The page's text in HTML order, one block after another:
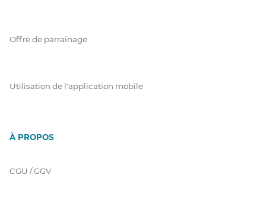
Offre de parrainage
Utilisation de l'application mobile
À PROPOS
CGU / GGV